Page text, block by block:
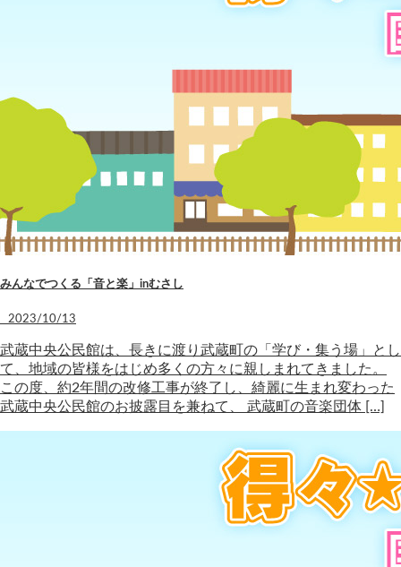
みんなでつくる「音と楽」inむさし
2023/10/13
武蔵中央公民館は、長きに渡り武蔵町の「学び・集う場」とし
て、地域の皆様をはじめ多くの方々に親しまれてきました。
この度、約2年間の改修工事が終了し、綺麗に生まれ変わった
武蔵中央公民館のお披露目を兼ねて、 武蔵町の音楽団体 […]